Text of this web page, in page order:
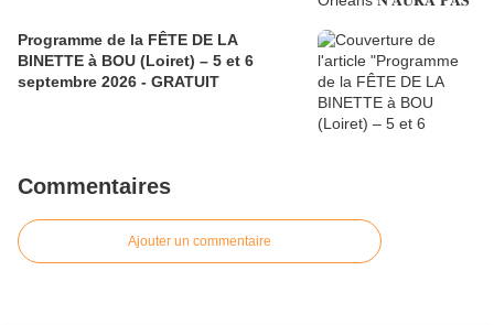
Programme de la FÊTE DE LA
BINETTE à BOU (Loiret) – 5 et 6
septembre 2026 - GRATUIT
Commentaires
Ajouter un commentaire